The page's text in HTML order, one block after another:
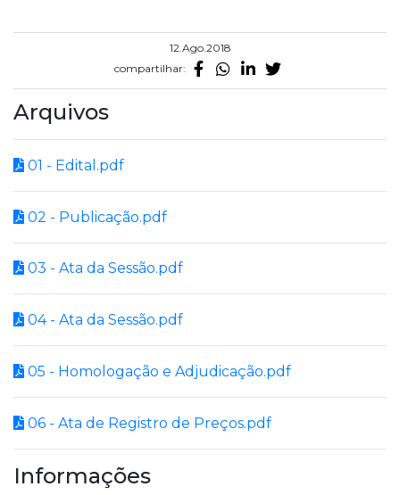
12.Ago.2018
compartilhar:
Arquivos
01 - Edital.pdf
02 - Publicação.pdf
03 - Ata da Sessão.pdf
04 - Ata da Sessão.pdf
05 - Homologação e Adjudicação.pdf
06 - Ata de Registro de Preços.pdf
Informações